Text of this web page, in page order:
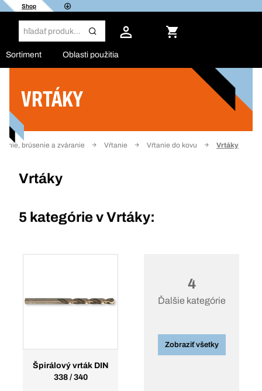
Shop
Sortiment Oblasti použitia
VRTÁKY
brúsenie a zváranie Vŕtanie Vŕtanie do kovu Vrtáky
Vrtáky
5 kategórie vVrtáky:
Špirálový vrták DIN
338 / 340
4
Ďalšie kategórie
Zobraziť všetky
Filter